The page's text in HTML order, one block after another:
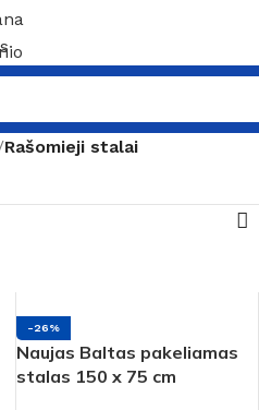
Rašomieji stalai
-26%
Naujas Baltas pakeliamas
stalas 150 x 75 cm